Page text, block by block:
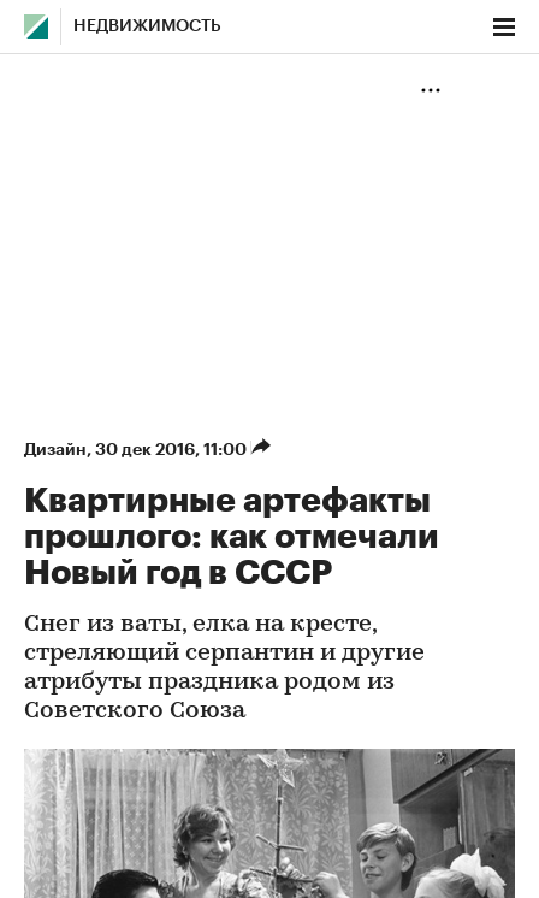
НЕДВИЖИМОСТЬ
Дизайн⁠, 30 дек 2016, 11:00
Квартирные артефакты
прошлого: как отмечали
Новый год в СССР
Снег из ваты, елка на кресте,
стреляющий серпантин и другие
атрибуты праздника родом из
Советского Союза